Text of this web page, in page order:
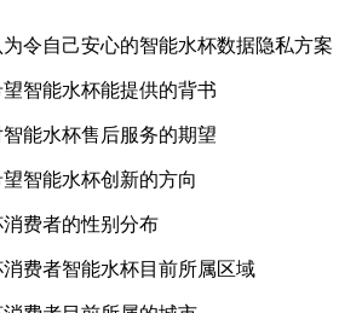
令自己安心的智能水杯数据隐私方案
智能水杯能提供的背书
能水杯售后服务的期望
智能水杯创新的方向
费者的性别分布
费者智能水杯目前所属区域